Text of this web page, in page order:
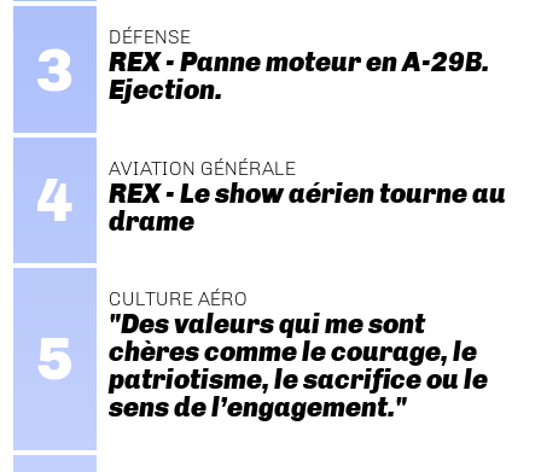
DÉFENSE
REX - Panne moteur en A-29B.
Ejection.
AVIATION GÉNÉRALE
REX - Le show aérien tourne au
drame
CULTURE AÉRO
"Des valeurs qui me sont
chères comme le courage, le
patriotisme, le sacrifice ou le
sens de l’engagement."